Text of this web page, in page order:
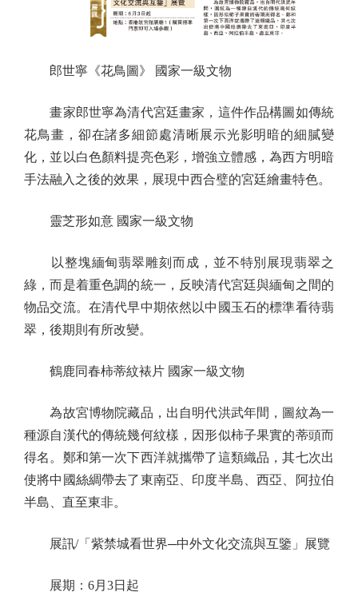
郎世寧《花鳥圖》 國家一級文物
畫家郎世寧為清代宮廷畫家，這件作品構圖如傳統
花鳥畫，卻在諸多細節處清晰展示光影明暗的細膩變
化，並以白色顏料提亮色彩，增強立體感，為西方明暗
手法融入之後的效果，展現中西合璧的宮廷繪畫特色。
靈芝形如意 國家一級文物
以整塊緬甸翡翠雕刻而成，並不特別展現翡翠之
綠，而是着重色調的統一，反映清代宮廷與緬甸之間的
物品交流。在清代早中期依然以中國玉石的標準看待翡
翠，後期則有所改變。
鶴鹿同春柿蒂紋裱片 國家一級文物
為故宮博物院藏品，出自明代洪武年間，圖紋為一
種源自漢代的傳統幾何紋樣，因形似柿子果實的蒂頭而
得名。鄭和第一次下西洋就攜帶了這類織品，其七次出
使將中國絲綢帶去了東南亞、印度半島、西亞、阿拉伯
半島、直至東非。
展訊/「紫禁城看世界─中外文化交流與互鑒」展覽
展期：6月3日起